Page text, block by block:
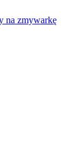
na zmywarkę